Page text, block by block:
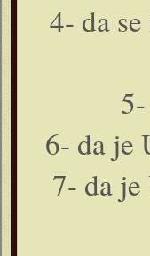
4- da
6- da je
7- da